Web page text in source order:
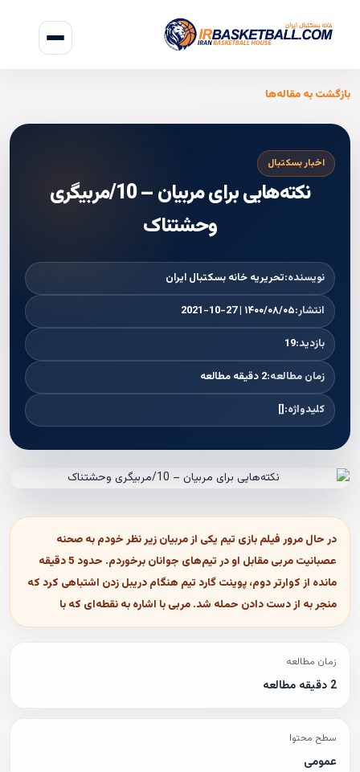
بازگشت به مقاله‌ها
اخبار بسکتبال
نکته‌هایی برای مربیان – 10/مربیگری
وحشتناک
نویسنده:تحریریه خانه بسکتبال ایران
انتشار:۱۴۰۰/۰۸/۰۵ | 2021-10-27
بازدید:19
زمان مطالعه:2 دقیقه مطالعه
کلیدواژه:[]
در حال مرور فیلم بازی تیم یکی از مربیان زیر نظر خودم به صحنه
عصبانیت مربی مقابل او در تیم‌های جوانان برخوردم. حدود 5 دقیقه
مانده از کوارتر دوم، پوینت گارد تیم هنگام دریبل زدن اشتباهی کرد که
منجر به از دست دادن حمله شد. مربی با اشاره به نقطه‌ای که با
زمان مطالعه
2 دقیقه مطالعه
سطح محتوا
عمومی